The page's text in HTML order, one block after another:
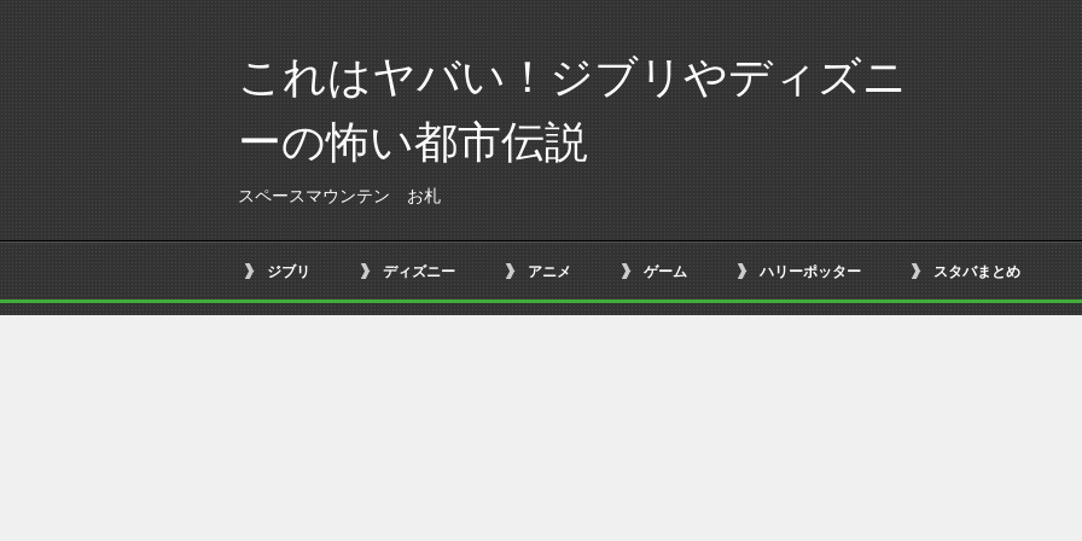
これはヤバい！ジブリやディズニ
ーの怖い都市伝説
スペースマウンテン お札
ジブリ ディズニー アニメ ゲーム ハリーポッター スタバまとめ